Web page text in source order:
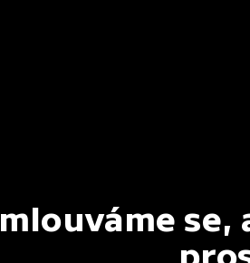
se,